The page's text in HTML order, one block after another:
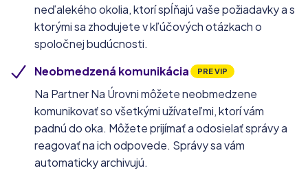
neďalekého okolia, ktorí spĺňajú vaše požiadavky a s
ktorými sa zhodujete v kľúčových otázkach o
spoločnej budúcnosti.
Neobmedzená komunikácia
PRE VIP
Na Partner Na Úrovni môžete neobmedzene
komunikovať so všetkými užívateľmi, ktorí vám
padnú do oka. Môžete prijímať a odosielať správy a
reagovať na ich odpovede. Správy sa vám
automaticky archivujú.